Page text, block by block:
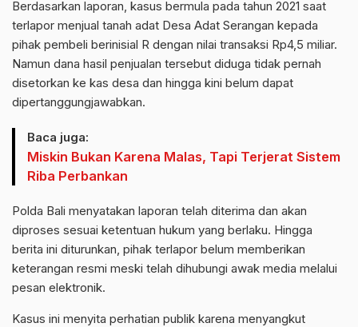
Berdasarkan laporan, kasus bermula pada tahun 2021 saat
terlapor menjual tanah adat Desa Adat Serangan kepada
pihak pembeli berinisial R dengan nilai transaksi Rp4,5 miliar.
Namun dana hasil penjualan tersebut diduga tidak pernah
disetorkan ke kas desa dan hingga kini belum dapat
dipertanggungjawabkan.
Baca juga:
Miskin Bukan Karena Malas, Tapi Terjerat Sistem
Riba Perbankan
Polda Bali menyatakan laporan telah diterima dan akan
diproses sesuai ketentuan hukum yang berlaku. Hingga
berita ini diturunkan, pihak terlapor belum memberikan
keterangan resmi meski telah dihubungi awak media melalui
pesan elektronik.
Kasus ini menyita perhatian publik karena menyangkut